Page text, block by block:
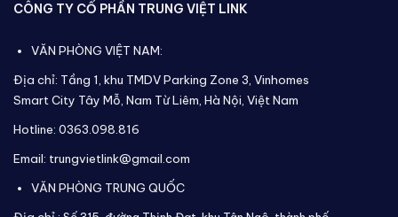
CÔNG TY CỔ PHẦN TRUNG VIỆT LINK
VĂN PHÒNG VIỆT NAM:
Địa chỉ: Tầng 1, khu TMDV Parking Zone 3, Vinhomes
Smart City Tây Mỗ, Nam Từ Liêm, Hà Nội, Việt Nam
Hotline: 0363.098.816
Email: trungvietlink@gmail.com
VĂN PHÒNG TRUNG QUỐC